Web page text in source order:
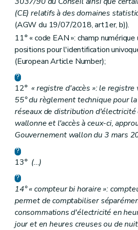
(CE) relatifs à des domaines
(AGW du 19/07/2018, art1er, b)).
11° « code EAN »: champ
positions pour l'identification
(European Article Number);
12° « registre d'accès »: le
55° du règlement technique pour
réseaux de distribution d'électricité
wallonne et l'accès à ceux-ci,
Gouvernement wallon du 3 mars
13° (...)
14° « compteur bi horaire »:
permet de comptabiliser
consommations d'électricité en
jour et en heures creuses ou de nuit